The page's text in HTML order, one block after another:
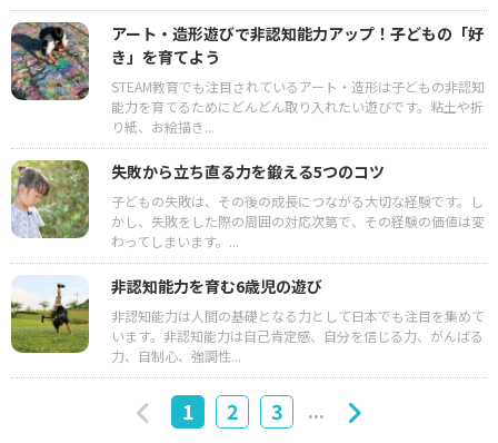
アート・造形遊びで非認知能力アップ！子どもの「好
き」を育てよう
STEAM教育でも注目されているアート・造形は子どもの非認知
能力を育てるためにどんどん取り入れたい遊びです。粘土や折
り紙、お絵描き...
失敗から立ち直る力を鍛える5つのコツ
子どもの失敗は、その後の成長につながる大切な経験です。し
かし、失敗をした際の周囲の対応次第で、その経験の価値は変
わってしまいます。...
非認知能力を育む6歳児の遊び
非認知能力は人間の基礎となる力として日本でも注目を集めて
います。非認知能力は自己肯定感、自分を信じる力、がんばる
力、自制心、強調性...
1 2 3 ...